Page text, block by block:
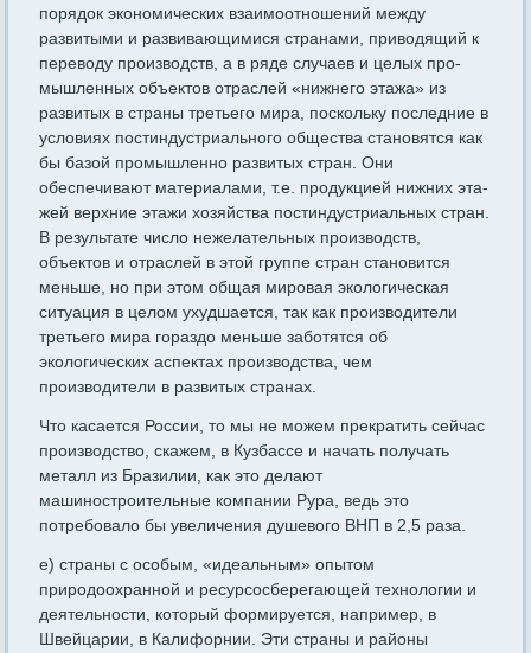
порядок экономических взаимоотношений между
развитыми и развивающимися странами, приводящий к
переводу производств, а в ряде случаев и целых про­
мышленных объектов отраслей «нижнего этажа» из
развитых в стра­ны третьего мира, поскольку последние в
условиях постиндустри­ального общества становятся как
бы базой промышленно развитых стран. Они
обеспечивают материалами, т.е. продукцией нижних эта­
жей верхние этажи хозяйства постиндустриальных стран.
В резуль­тате число нежелательных производств,
объектов и отраслей в этой группе стран становится
меньше, но при этом общая мировая эко­логическая
ситуация в целом ухудшается, так как производители
третьего мира гораздо меньше заботятся об
экологических аспек­тах производства, чем
производители в развитых странах.
Что касается России, то мы не можем прекратить сейчас
произ­водство, скажем, в Кузбассе и начать получать
металл из Брази­лии, как это делают
машиностроительные компании Рура, ведь это
потребовало бы увеличения душевого ВНП в 2,5 раза.
е) страны с особым, «идеальным» опытом
природоохранной и ресурсосберегающей технологии и
деятельности, который форми­руется, например, в
Швейцарии, в Калифорнии. Эти страны и рай­оны